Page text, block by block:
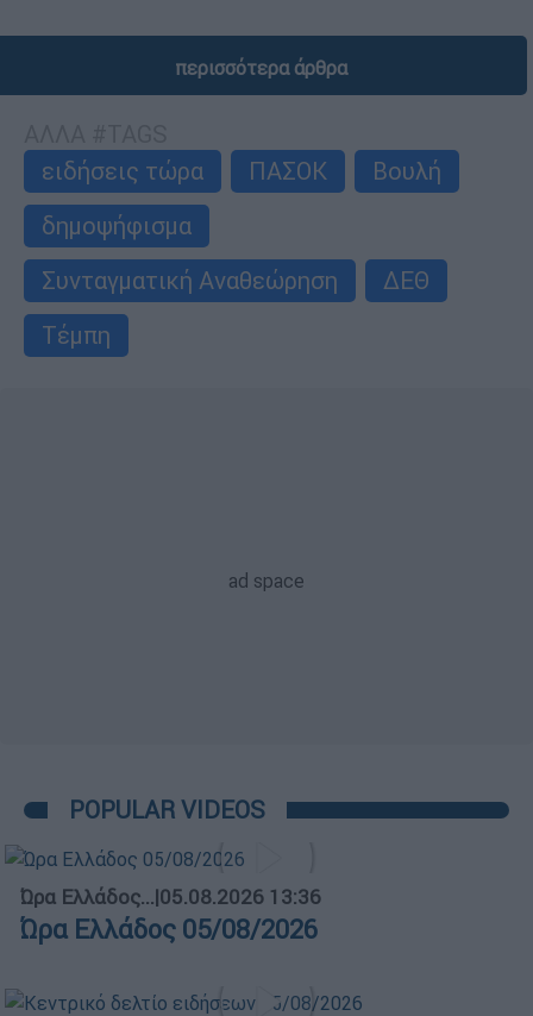
περισσότερα άρθρα
ειδήσεις τώρα
ΠΑΣΟΚ
Βουλή
δημοψήφισμα
Συνταγματική Αναθεώρηση
ΔΕΘ
Τέμπη
POPULAR VIDEOS
Ώρα Ελλάδος...|05.08.2026 13:36
Ώρα Ελλάδος 05/08/2026